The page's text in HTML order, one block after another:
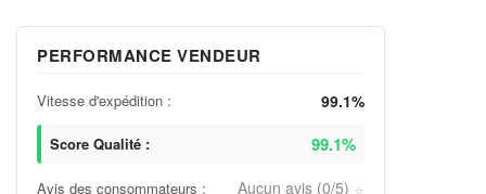
PERFORMANCE VENDEUR
Vitesse d'expédition : 99.1%
Score Qualité : 99.1%
Avis des consommateurs : Aucun avis (0/5)